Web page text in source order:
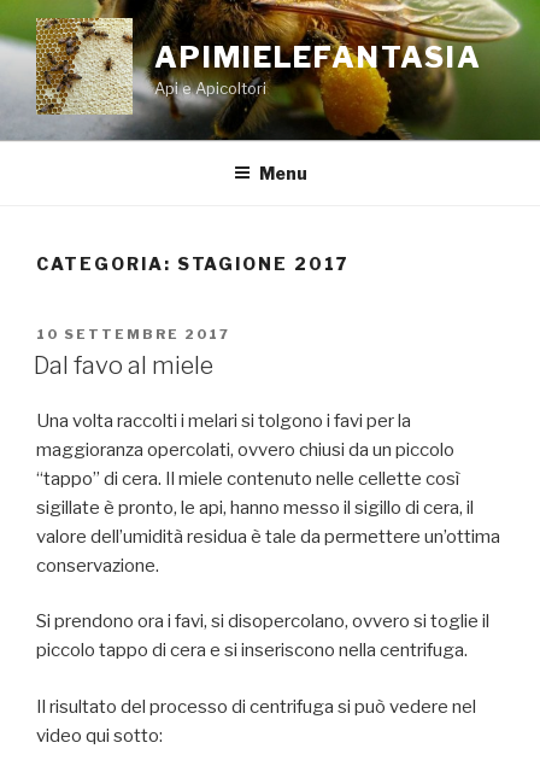
Salta
al
contenuto
APIMIELEFANTASIA
Api e Apicoltori
Menu
CATEGORIA: STAGIONE 2017
PUBBLICATO
IL
10 SETTEMBRE 2017
Dal favo al miele
Una volta raccolti i melari si tolgono i favi per la
maggioranza opercolati, ovvero chiusi da un piccolo
“tappo” di cera. Il miele contenuto nelle cellette così
sigillate è pronto, le api, hanno messo il sigillo di cera, il
valore dell’umidità residua è tale da permettere un’ottima
conservazione.
Si prendono ora i favi, si disopercolano, ovvero si toglie il
piccolo tappo di cera e si inseriscono nella centrifuga.
Il risultato del processo di centrifuga si può vedere nel
video qui sotto: